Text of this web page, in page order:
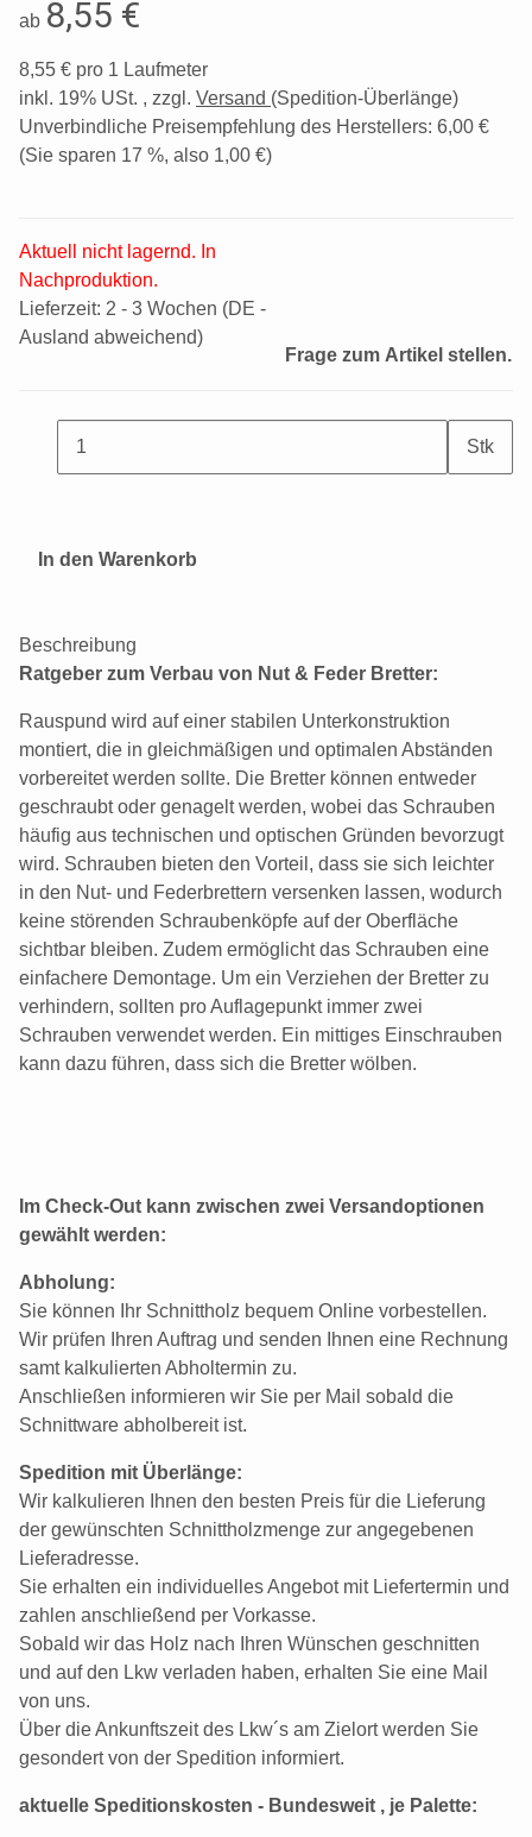
ab 8,55 €
8,55 € pro 1 Laufmeter
inkl. 19% USt. , zzgl. Versand (Spedition-Überlänge)
Unverbindliche Preisempfehlung des Herstellers: 6,00 €
(Sie sparen 17 %, also 1,00 €)
Aktuell nicht lagernd. In
Nachproduktion.
Lieferzeit: 2 - 3 Wochen (DE -
Ausland abweichend)
Frage zum Artikel stellen.
Stk
In den Warenkorb
Beschreibung
Ratgeber zum Verbau von Nut & Feder Bretter:
Rauspund wird auf einer stabilen Unterkonstruktion
montiert, die in gleichmäßigen und optimalen Abständen
vorbereitet werden sollte. Die Bretter können entweder
geschraubt oder genagelt werden, wobei das Schrauben
häufig aus technischen und optischen Gründen bevorzugt
wird. Schrauben bieten den Vorteil, dass sie sich leichter
in den Nut- und Federbrettern versenken lassen, wodurch
keine störenden Schraubenköpfe auf der Oberfläche
sichtbar bleiben. Zudem ermöglicht das Schrauben eine
einfachere Demontage. Um ein Verziehen der Bretter zu
verhindern, sollten pro Auflagepunkt immer zwei
Schrauben verwendet werden. Ein mittiges Einschrauben
kann dazu führen, dass sich die Bretter wölben.
Im Check-Out kann zwischen zwei Versandoptionen
gewählt werden:
Abholung:
Sie können Ihr Schnittholz bequem Online vorbestellen.
Wir prüfen Ihren Auftrag und senden Ihnen eine Rechnung
samt kalkulierten Abholtermin zu.
Anschließen informieren wir Sie per Mail sobald die
Schnittware abholbereit ist.
Spedition mit Überlänge:
Wir kalkulieren Ihnen den besten Preis für die Lieferung
der gewünschten Schnittholzmenge zur angegebenen
Lieferadresse.
Sie erhalten ein individuelles Angebot mit Liefertermin und
zahlen anschließend per Vorkasse.
Sobald wir das Holz nach Ihren Wünschen geschnitten
und auf den Lkw verladen haben, erhalten Sie eine Mail
von uns.
Über die Ankunftszeit des Lkw´s am Zielort werden Sie
gesondert von der Spedition informiert.
aktuelle Speditionskosten - Bundesweit , je Palette: